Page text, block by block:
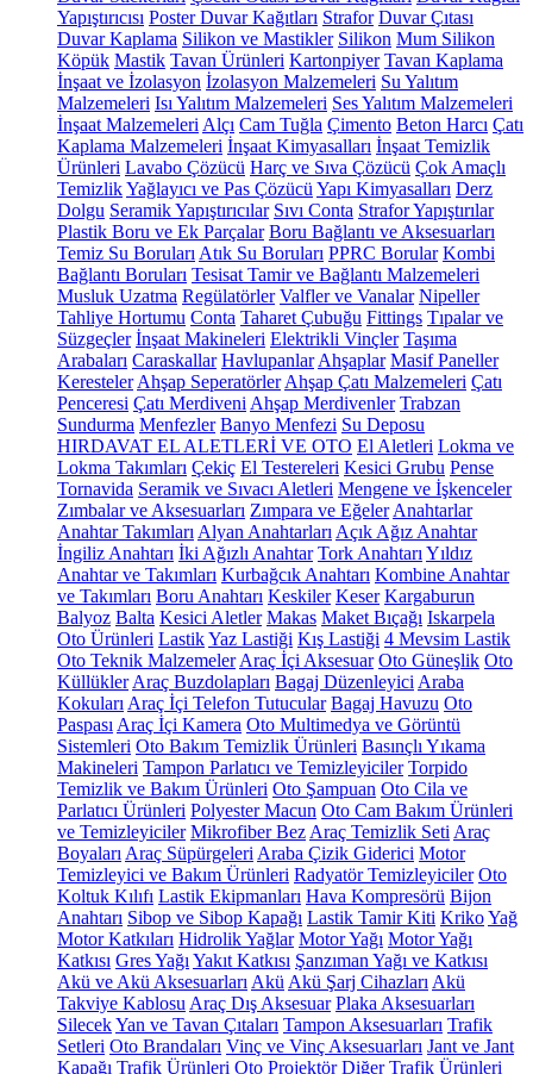
Yapıştırıcısı Poster Duvar Kağıtları Strafor Duvar Çıtası
Duvar Kaplama Silikon ve Mastikler Silikon Mum Silikon
Köpük Mastik Tavan Ürünleri Kartonpiyer Tavan Kaplama
İnşaat ve İzolasyon İzolasyon Malzemeleri Su Yalıtım
Malzemeleri Isı Yalıtım Malzemeleri Ses Yalıtım Malzemeleri
İnşaat Malzemeleri Alçı Cam Tuğla Çimento Beton Harcı Çatı
Kaplama Malzemeleri İnşaat Kimyasalları İnşaat Temizlik
Ürünleri Lavabo Çözücü Harç ve Sıva Çözücü Çok Amaçlı
TemizlikYağlayıcı ve Pas Çözücü Yapı Kimyasalları Derz
Dolgu Seramik Yapıştırıcılar Sıvı Conta Strafor Yapıştırılar
Plastik Boru ve Ek Parçalar Boru Bağlantı ve Aksesuarları
Temiz Su Boruları Atık Su Boruları PPRC Borular Kombi
Bağlantı Boruları Tesisat Tamir ve Bağlantı Malzemeleri
Musluk Uzatma Regülatörler Valfler ve Vanalar Nipeller
Tahliye Hortumu Conta Taharet Çubuğu Fittings Tıpalar ve
Süzgeçler İnşaat Makineleri Elektrikli Vinçler Taşıma
Arabaları Caraskallar Havlupanlar Ahşaplar Masif Paneller
Keresteler Ahşap Seperatörler Ahşap Çatı Malzemeleri Çatı
Penceresi Çatı Merdiveni Ahşap Merdivenler Trabzan
Sundurma Menfezler Banyo Menfezi Su Deposu
HIRDAVAT EL ALETLERİ VE OTO El Aletleri Lokma ve
Lokma Takımları Çekiç El Testereleri Kesici Grubu Pense
Tornavida Seramik ve Sıvacı Aletleri Mengene ve İşkenceler
Zımbalar ve Aksesuarları Zımpara ve Eğeler Anahtarlar
Anahtar Takımları Alyan Anahtarları Açık Ağız Anahtar
İngiliz Anahtarı İki Ağızlı Anahtar Tork Anahtarı Yıldız
Anahtar ve Takımları Kurbağcık Anahtarı Kombine Anahtar
ve Takımları Boru Anahtarı Keskiler Keser Kargaburun
Balyoz Balta Kesici Aletler Makas Maket Bıçağı Iskarpela
Oto Ürünleri LastikYaz Lastiği Kış Lastiği 4 Mevsim Lastik
Oto Teknik Malzemeler Araç İçi Aksesuar Oto Güneşlik Oto
Küllükler Araç Buzdolapları Bagaj Düzenleyici Araba
Kokuları Araç İçi Telefon Tutucular Bagaj Havuzu Oto
Paspası Araç İçi Kamera Oto Multimedya ve Görüntü
Sistemleri Oto Bakım Temizlik Ürünleri Basınçlı Yıkama
Makineleri Tampon Parlatıcı ve Temizleyiciler Torpido
Temizlik ve Bakım Ürünleri Oto Şampuan Oto Cila ve
Parlatıcı Ürünleri Polyester Macun Oto Cam Bakım Ürünleri
ve Temizleyiciler Mikrofiber Bez Araç Temizlik Seti Araç
Boyaları Araç Süpürgeleri Araba Çizik Giderici Motor
Temizleyici ve Bakım Ürünleri Radyatör Temizleyiciler Oto
Koltuk Kılıfı Lastik Ekipmanları Hava Kompresörü Bijon
Anahtarı Sibop ve Sibop Kapağı Lastik Tamir Kiti KrikoYağ
Motor Katkıları Hidrolik Yağlar Motor Yağı Motor Yağı
Katkısı Gres Yağı Yakıt Katkısı Şanzıman Yağı ve Katkısı
Akü ve Akü Aksesuarları Akü Akü Şarj Cihazları Akü
Takviye Kablosu Araç Dış Aksesuar Plaka Aksesuarları
SilecekYan ve Tavan Çıtaları Tampon Aksesuarları Trafik
Setleri Oto Brandaları Vinç ve Vinç Aksesuarları Jant ve Jant
Kapağı Trafik Ürünleri Oto Projektör Diğer Trafik Ürünleri